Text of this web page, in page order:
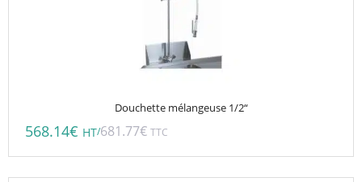
Douchette mélangeuse 1/2“
568.14€ HT/681.77€ TTC